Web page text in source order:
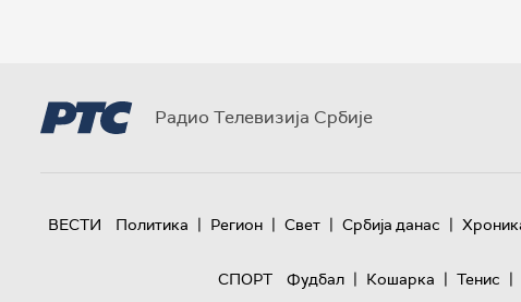
Радио Телевизија Србије
ВЕСТИ Политика | Регион | Свет | Србија данас |
СПОРТ
Фудбал | Кошарка | Тенис |